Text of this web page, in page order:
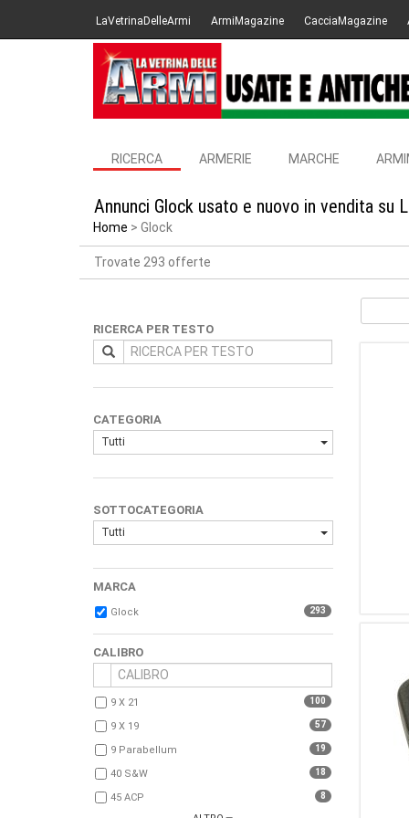
LaVetrinaDelleArmi ArmiMagazine CacciaMagazine
RICERCA ARMERIE MARCHE
Annunci Glock usato e nuovo in vendita su
Home Glock
Trovate 293 offerte
RICERCA PER TESTO
CATEGORIA
Tutti
SOTTOCATEGORIA
Tutti
MARCA
Glock 293
CALIBRO
9 X 21 100
9 X 19 57
9 Parabellum 19
40 S&W 18
45 ACP 8